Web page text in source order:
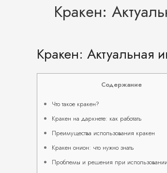
Кракен:
Кракен: Актуальная
Содержание
Что такое кракен?
Кракен на даркнете: как работать
Преимущества использования кракен
Кракен онион: что нужно знать
Проблемы и решения при